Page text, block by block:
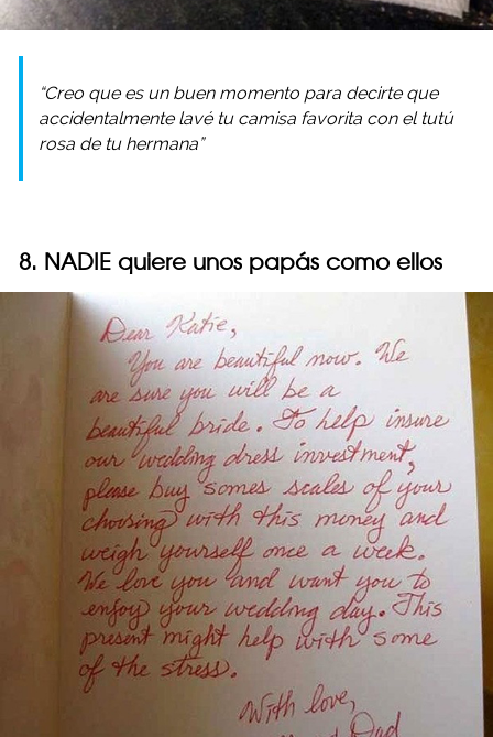
“Creo que es un buen momento para decirte que
accidentalmente lavé tu camisa favorita con el tutú
rosa de tu hermana”
8. NADIE quiere unos papás como ellos